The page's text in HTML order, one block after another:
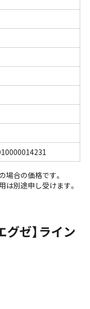
場合の価格です。
は別途申し受けます。
グゼ】ライン